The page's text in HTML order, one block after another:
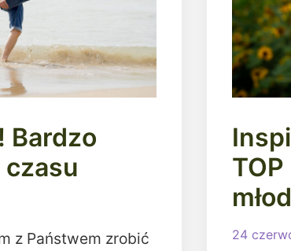
Bardzo
z Państwem zrobić
24